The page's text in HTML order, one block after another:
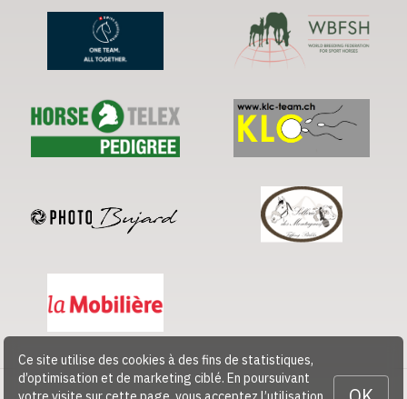
Ce site utilise des cookies à des fins de statistiques,
d’optimisation et de marketing ciblé. En poursuivant